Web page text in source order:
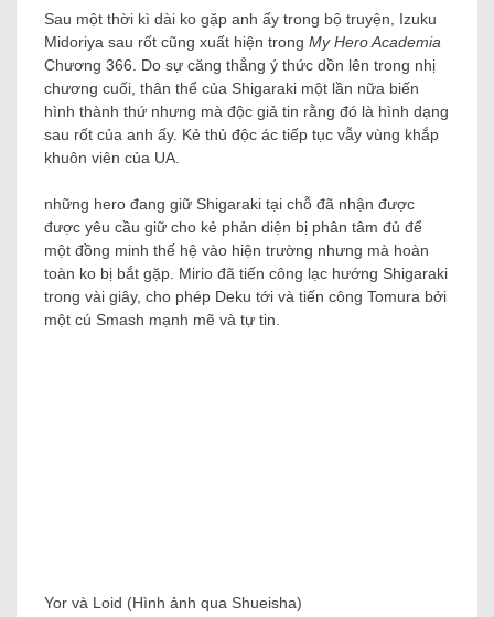
Sau một thời kì dài ko gặp anh ấy trong bộ truyện, Izuku
Midoriya sau rốt cũng xuất hiện trong My Hero Academia
Chương 366. Do sự căng thẳng ý thức dồn lên trong nhị
chương cuối, thân thể của Shigaraki một lần nữa biến
hình thành thứ nhưng mà độc giả tin rằng đó là hình dạng
sau rốt của anh ấy. Kẻ thủ độc ác tiếp tục vẫy vùng khắp
khuôn viên của UA.
những hero đang giữ Shigaraki tại chỗ đã nhận được
được yêu cầu giữ cho kẻ phản diện bị phân tâm đủ để
một đồng minh thế hệ vào hiện trường nhưng mà hoàn
toàn ko bị bắt gặp. Mirio đã tiến công lạc hướng Shigaraki
trong vài giây, cho phép Deku tới và tiến công Tomura bởi
một cú Smash mạnh mẽ và tự tin.
Yor và Loid (Hình ảnh qua Shueisha)